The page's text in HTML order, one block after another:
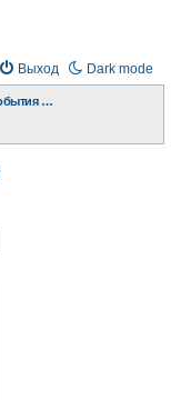
Dark mode
Выход
Прочие события и происшествия